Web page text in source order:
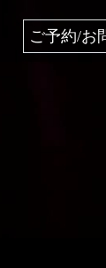
ご予約/お